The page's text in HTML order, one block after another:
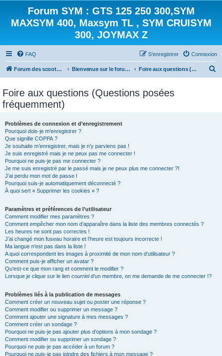
Forum SYM : GTS 125 250 300,SYM
MAXSYM 400, Maxsym TL , SYM CRUISYM
300, JOYMAX Z
FAQ Connexion
S’enregistrer
Forum des scooters SYM - GTS -MAXSYM - CRUISYM - JOYMAX - Maxsym TL Bienvenue sur le forum des scooters de la gamme SYM Foire aux questions (Questions posées fréquemment)
Foire aux questions (Questions posées
fréquemment)
Problèmes de connexion et d’enregistrement
Pourquoi dois-je m’enregistrer ?
Que signifie COPPA ?
Je souhaite m’enregistrer, mais je n’y parviens pas !
Je suis enregistré mais je ne peux pas me connecter !
Pourquoi ne puis-je pas me connecter ?
Je me suis enregistré par le passé mais je ne peux plus me connecter ?!
J’ai perdu mon mot de passe !
Pourquoi suis-je automatiquement déconnecté ?
À quoi sert « Supprimer les cookies » ?
Paramètres et préférences de l’utilisateur
Comment modifier mes paramètres ?
Comment empêcher mon nom d’apparaître dans la liste des membres connectés ?
Les heures ne sont pas correctes !
J’ai changé mon fuseau horaire et l’heure est toujours incorrecte !
Ma langue n’est pas dans la liste !
A quoi correspondent les images à proximité de mon nom d’utilisateur ?
Comment puis-je afficher un avatar ?
Qu’est-ce que mon rang et comment le modifier ?
Lorsque je clique sur le lien courrield’un membre, on me demande de me connecter !?
Problèmes liés à la publication de messages
Comment créer un nouveau sujet ou poster une réponse ?
Comment modifier ou supprimer un message ?
Comment ajouter une signature à mes messages ?
Comment créer un sondage ?
Pourquoi ne puis-je pas ajouter plus d’options à mon sondage ?
Comment modifier ou supprimer un sondage ?
Pourquoi ne puis-je pas accéder à un forum ?
Pourquoi ne puis-je pas joindre des fichiers à mon message ?